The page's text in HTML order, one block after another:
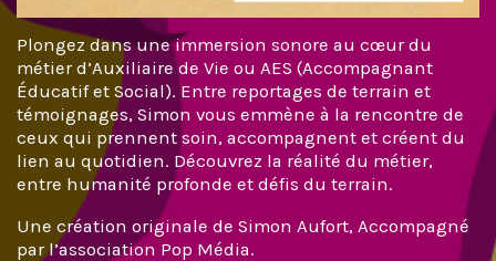
Plongez dans une immersion sonore au cœur du
métier d’Auxiliaire de Vie ou AES (Accompagnant
Éducatif et Social). Entre reportages de terrain et
témoignages, Simon vous emmène à la rencontre de
ceux qui prennent soin, accompagnent et créent du
lien au quotidien. Découvrez la réalité du métier,
entre humanité profonde et défis du terrain.
Une création originale de Simon Aufort, Accompagné
par l’association Pop Média.